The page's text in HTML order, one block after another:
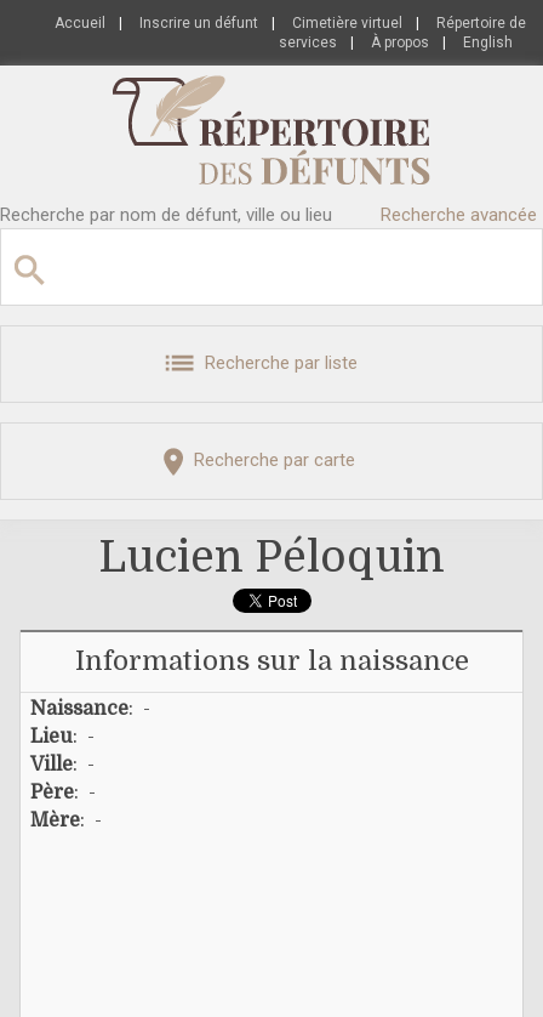
Accueil Inscrire un défunt Cimetière virtuel
Répertoire de
services
À propos English
Recherche par nom de défunt, ville ou lieu Recherche avancée
Recherche par liste
Recherche par carte
Lucien Péloquin
Informations sur la naissance
Naissance: -
Lieu: -
Ville: -
Père: -
Mère: -